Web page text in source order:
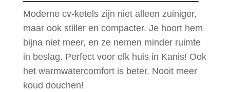
Moderne cv-ketels zijn niet alleen zuiniger,
maar ook stiller en compacter. Je hoort hem
bijna niet meer, en ze nemen minder ruimte
in beslag. Perfect voor elk huis in Kanis! Ook
het warmwatercomfort is beter. Nooit meer
koud douchen!